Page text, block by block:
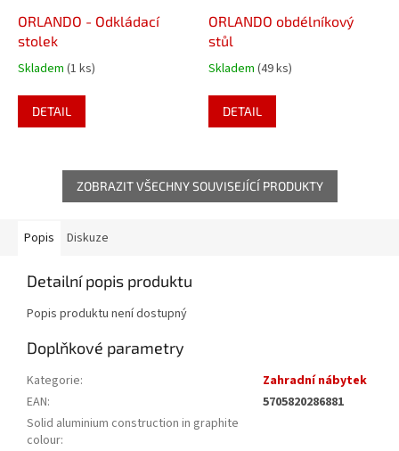
ORLANDO - Odkládací
stolek
Skladem (1 ks)
DETAIL
ORLANDO obdélníkový
stůl
Skladem (49 ks)
DETAIL
ZOBRAZIT VŠECHNY SOUVISEJÍCÍ PRODUKTY
Popis Diskuze
Detailní popis produktu
Popis produktu není dostupný
Doplňkové parametry
Kategorie:
Zahradní nábytek
EAN:
5705820286881
Solid aluminium construction in graphite
colour: